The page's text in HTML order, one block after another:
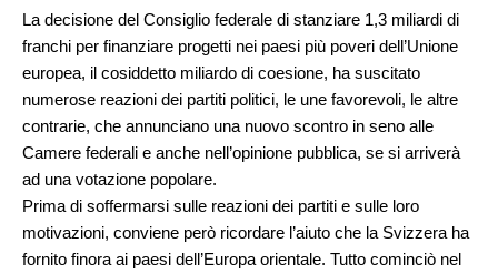
La decisione del Consiglio federale di stanziare 1,3 miliardi di
franchi per finanziare progetti nei paesi più poveri dell’Unione
europea, il cosiddetto miliardo di coesione, ha suscitato
numerose reazioni dei partiti politici, le une favorevoli, le altre
contrarie, che annunciano una nuovo scontro in seno alle
Camere federali e anche nell’opinione pubblica, se si arriverà
ad una votazione popolare.
Prima di soffermarsi sulle reazioni dei partiti e sulle loro
motivazioni, conviene però ricordare l’aiuto che la Svizzera ha
fornito finora ai paesi dell’Europa orientale. Tutto cominciò nel